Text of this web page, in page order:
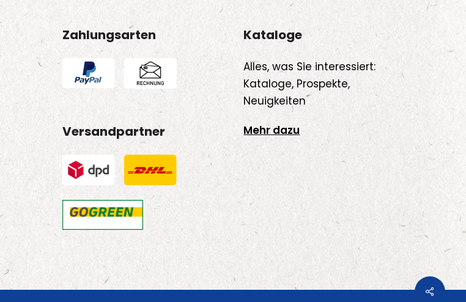
Zahlungsarten
Versandpartner
Kataloge
Alles, was Sie interessiert:
Kataloge, Prospekte,
Neuigkeiten
Mehr dazu